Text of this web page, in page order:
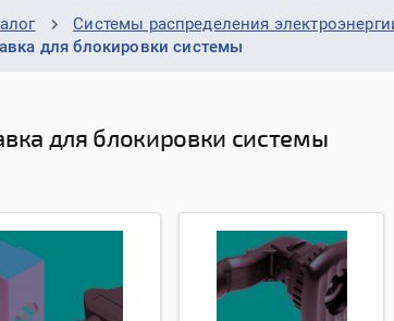
Системы распределения
для блокировки системы
для блокировки системы